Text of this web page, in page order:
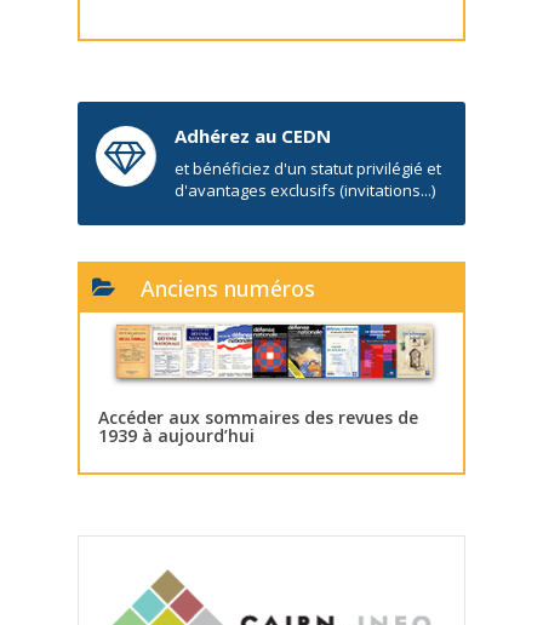
Adhérez au CEDN
et bénéficiez d'un statut privilégié et
d'avantages exclusifs (invitations...)
Anciens numéros
Accéder aux sommaires des revues de
1939 à aujourd’hui